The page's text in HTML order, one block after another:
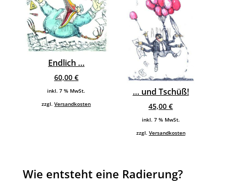
Endlich …
60,00 €
inkl. 7 % MwSt.
zzgl.Versandkosten
… und Tschüß!
45,00€
inkl. 7 % MwSt.
zzgl. Versandkosten
Wie entsteht eine Radierung?